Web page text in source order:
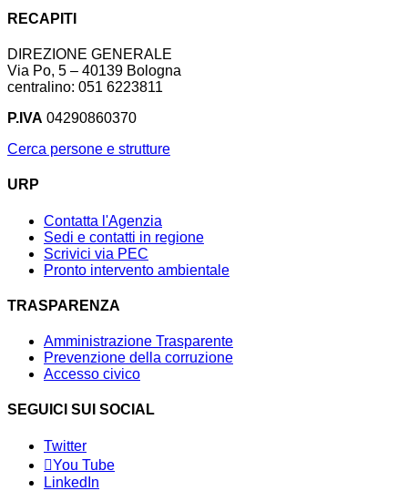
RECAPITI
DIREZIONE GENERALE
Via Po, 5 – 40139 Bologna
centralino: 051 6223811
P.IVA 04290860370
Cerca persone e strutture
URP
Contatta l'Agenzia
Sedi e contatti in regione
Scrivici via PEC
Pronto intervento ambientale
TRASPARENZA
Amministrazione Trasparente
Prevenzione della corruzione
Accesso civico
SEGUICI SUI SOCIAL
Twitter
You Tube
LinkedIn